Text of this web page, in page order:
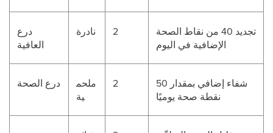
درع
العافية
نادرة 2
تجديد 40 من نقاط الصحة
الإضافية في اليوم
درع الصحة
ملحم
ية
2
شفاء إضافي بمقدار 50
نقطة صحة يوميًا